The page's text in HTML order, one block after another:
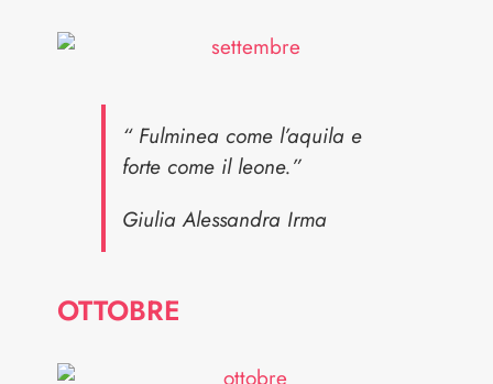
“ Fulminea come l’aquila e
forte come il leone.”
Giulia Alessandra Irma
OTTOBRE